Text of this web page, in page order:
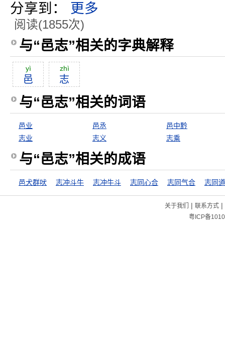
分享到： 更多
阅读(1855次)
与“邑志”相关的字典解释
yì
邑
zhì
志
与“邑志”相关的词语
邑业 邑丞
邑中黔
志业
志义 志乘
与“邑志”相关的成语
邑犬群吠 志冲斗牛 志冲牛斗 志同心合 志同气合 志同
关于我们 | 联系方式|
粤ICP备